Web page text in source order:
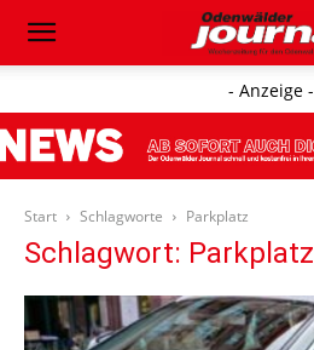
- Anzeige -
Start Schlagworte Parkplatz
Schlagwort: Parkplatz